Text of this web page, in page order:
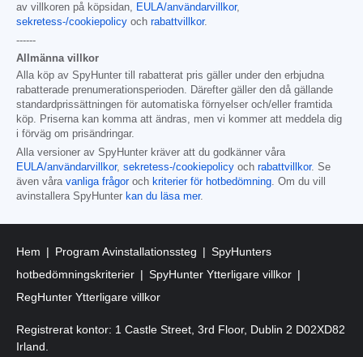
av villkoren på köpsidan,
EULA/användarvillkor,
sekretess-/cookiepolicy och rabattvillkor.
------
Allmänna villkor
Alla köp av SpyHunter till rabatterat pris gäller under den erbjudna
rabatterade prenumerationsperioden. Därefter gäller den då gällande
standardprissättningen för automatiska förnyelser och/eller framtida
köp. Priserna kan komma att ändras, men vi kommer att meddela dig
i förväg om prisändringar.
Alla versioner av SpyHunter kräver att du godkänner våra
EULA/användarvillkor, sekretess-/cookiepolicy och rabattvillkor. Se
även våra vanliga frågoroch kriterier för hotbedömning . Om du vill
avinstallera SpyHunter kan du läsa mer.
Hem Program Avinstallationssteg
SpyHunters
hotbedömningskriterier
SpyHunter Ytterligare villkor
RegHunter Ytterligare villkor
Registrerat kontor: 1 Castle Street, 3rd Floor, Dublin 2 D02XD82
Irland.